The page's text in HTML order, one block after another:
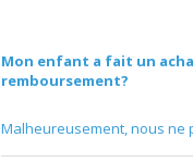
Mon enfant a fait un
remboursement?
Malheureusement, nous ne